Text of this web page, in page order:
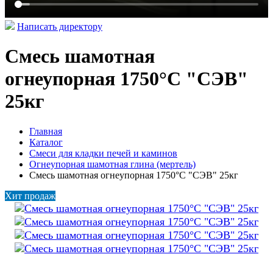
Написать директору
Смесь шамотная
огнеупорная 1750°C "СЭВ"
25кг
Главная
Каталог
Смеси для кладки печей и каминов
Огнеупорная шамотная глина (мертель)
Смесь шамотная огнеупорная 1750°C "СЭВ" 25кг
Хит продаж